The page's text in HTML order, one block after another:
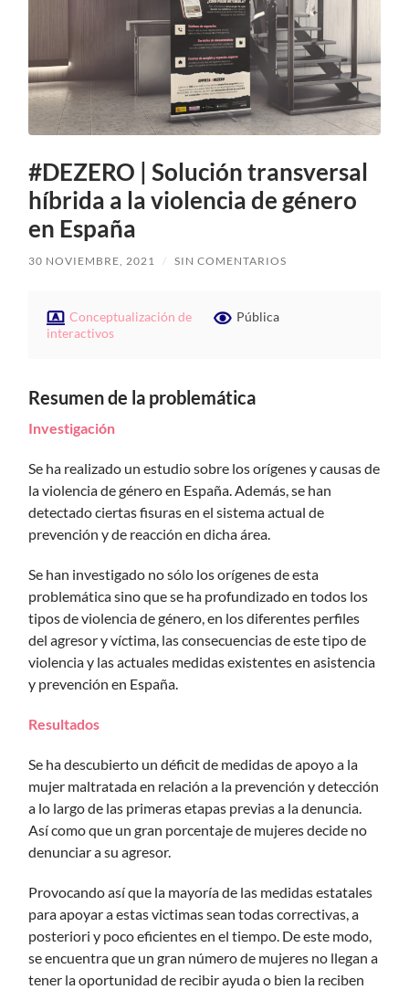
#DEZERO | Solución transversal
híbrida a la violencia de género
en España
30 NOVIEMBRE, 2021 / SIN COMENTARIOS
Conceptualización de
interactivos
Pública
Resumen de la problemática
Investigación
Se ha realizado un estudio sobre los orígenes y causas de
la violencia de género en España. Además, se han
detectado ciertas fisuras en el sistema actual de
prevención y de reacción en dicha área.
Se han investigado no sólo los orígenes de esta
problemática sino que se ha profundizado en todos los
tipos de violencia de género, en los diferentes perfiles
del agresor y víctima, las consecuencias de este tipo de
violencia y las actuales medidas existentes en asistencia
y prevención en España.
Resultados
Se ha descubierto un déficit de medidas de apoyo a la
mujer maltratada en relación a la prevención y detección
a lo largo de las primeras etapas previas a la denuncia.
Así como que un gran porcentaje de mujeres decide no
denunciar a su agresor.
Provocando así que la mayoría de las medidas estatales
para apoyar a estas victimas sean todas correctivas, a
posteriori y poco eficientes en el tiempo. De este modo,
se encuentra que un gran número de mujeres no llegan a
tener la oportunidad de recibir ayuda o bien la reciben